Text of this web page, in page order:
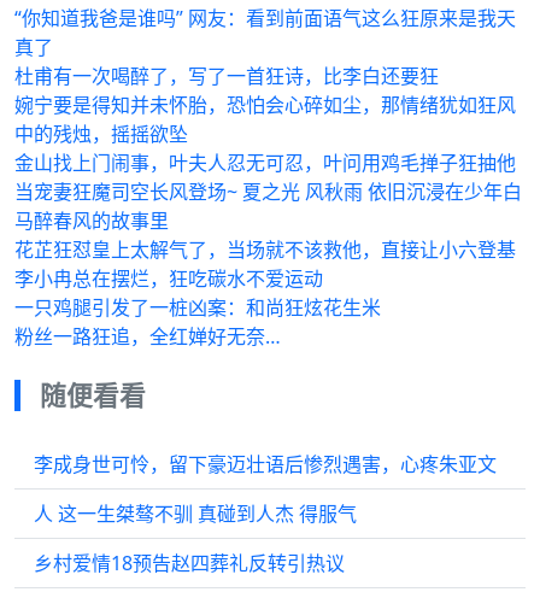
“你知道我爸是谁吗” 网友：看到前面语气这么狂原来是我天
真了
杜甫有一次喝醉了，写了一首狂诗，比李白还要狂
婉宁要是得知并未怀胎，恐怕会心碎如尘，那情绪犹如狂风
中的残烛，摇摇欲坠
金山找上门闹事，叶夫人忍无可忍，叶问用鸡毛掸子狂抽他
当宠妻狂魔司空长风登场~ 夏之光 风秋雨 依旧沉浸在少年白
马醉春风的故事里
花芷狂怼皇上太解气了，当场就不该救他，直接让小六登基
李小冉总在摆烂，狂吃碳水不爱运动
一只鸡腿引发了一桩凶案：和尚狂炫花生米
粉丝一路狂追，全红婵好无奈…
随便看看
李成身世可怜，留下豪迈壮语后惨烈遇害，心疼朱亚文
人 这一生桀骜不驯 真碰到人杰 得服气
乡村爱情18预告赵四葬礼反转引热议